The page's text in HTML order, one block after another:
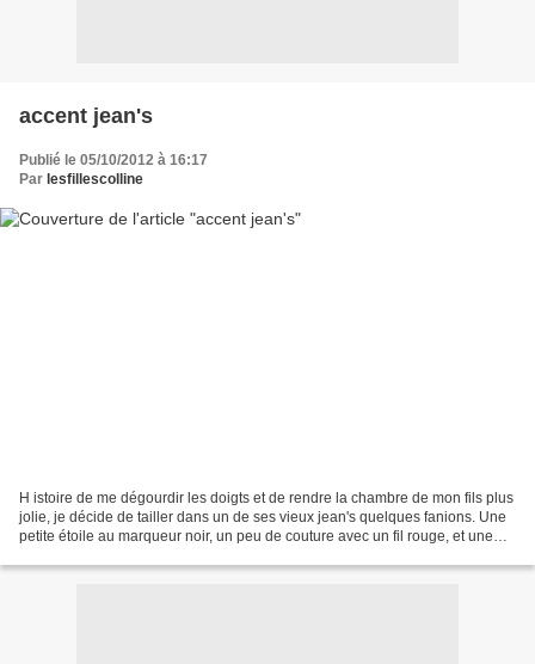
accent jean's
Publié le 05/10/2012 à 16:17
Par lesfillescolline
H istoire de me dégourdir les doigts et de rendre la chambre de mon fils plus
jolie, je décide de tailler dans un de ses vieux jean's quelques fanions. Une
petite étoile au marqueur noir, un peu de couture avec un fil rouge, et une